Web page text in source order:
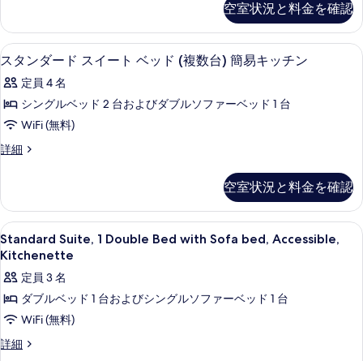
ー
ベ
ッ
ド
付
き
バ
フ
リ
ー
簡
易
キ
ッ
ァ
ベ
ッ
ド
付
き
バ
リ
ア
ー
簡
易
キ
ッ
チ
の
詳
ダ
ブ
ル
ベ
ッ
ド
1
フ
ァ
ー
ベ
ッ
ド
付
ー
ド
ス
ー
ト
ブ
ル
ベ
1
ソ
フ
ァ
ー
ベ
ッ
ド
付
き
空室状況と料金を確認
ス
タ
ン
ダ
ド
イ
ー
ト
ベ
ッ
ド
(複
数
スタンダード スイート ベッド (複数
10
スタンダード スイート ベッド (複数台) 簡易キッチン
定員 4 名
シングルベッド 2 台およびダブルソファーベッド 1 台
WiFi (無料)
詳細
ス
ー
ド
ス
イ
ト
ベ
ド
(複
数
空室状況と料金を確認
Standard
Suite,
Double
Bed
with
Sofa
Standard Suite, 1 Double Bed with
14
Standard Suite, 1 Double Bed with Sofa bed, Accessible,
Kitchenette
定員 3 名
ダブルベッド 1 台およびシングルソファーベッド 1 台
WiFi (無料)
詳細
Standard